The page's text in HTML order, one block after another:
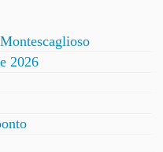
2026